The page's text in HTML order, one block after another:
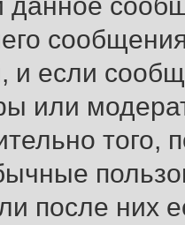
и если
или
после них